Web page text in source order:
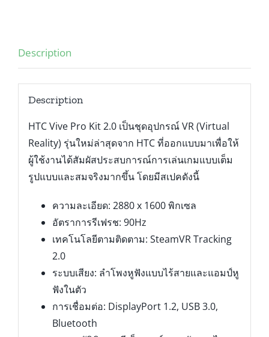
Description
Description
HTC Vive Pro Kit 2.0 เป็นชุดอุปกรณ์ VR (Virtual
Reality) รุ่นใหม่ล่าสุดจาก HTC ที่ออกแบบมาเพื่อให้
ผู้ใช้งานได้สัมผัสประสบการณ์การเล่นเกมแบบเต็ม
รูปแบบและสมจริงมากขึ้น โดยมีสเปคดังนี้
ความละเอียด: 2880 x 1600 พิกเซล
อัตราการรีเฟรช: 90Hz
เทคโนโลยีตามติดตาม: SteamVR Tracking
2.0
ระบบเสียง: ลำโพงหูฟังแบบไร้สายและแอมป์หู
ฟังในตัว
การเชื่อมต่อ: DisplayPort 1.2, USB 3.0,
Bluetooth